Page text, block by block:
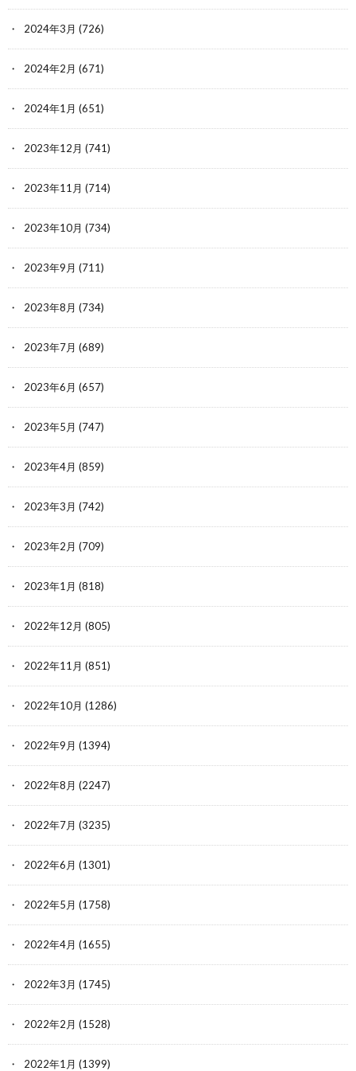
2024年3月 (726)
2024年2月 (671)
2024年1月 (651)
2023年12月 (741)
2023年11月 (714)
2023年10月 (734)
2023年9月 (711)
2023年8月 (734)
2023年7月 (689)
2023年6月 (657)
2023年5月 (747)
2023年4月 (859)
2023年3月 (742)
2023年2月 (709)
2023年1月 (818)
2022年12月 (805)
2022年11月 (851)
2022年10月 (1286)
2022年9月 (1394)
2022年8月 (2247)
2022年7月 (3235)
2022年6月 (1301)
2022年5月 (1758)
2022年4月 (1655)
2022年3月 (1745)
2022年2月 (1528)
2022年1月 (1399)